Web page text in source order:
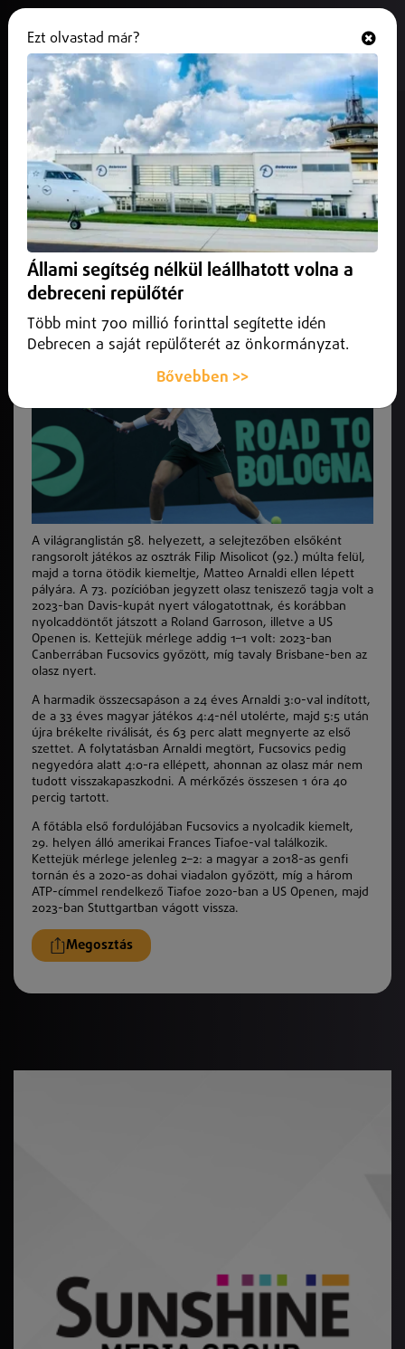
Fucsovics Márton főtáblára jutott
a tokiói keménypályás
tenisztornán
2025. szeptember 24. Sport
Fucsovics Márton sikerrel vette a selejtező második
fordulóját is, így feljutott a főtáblára a 2,23 millió dollár
(740 millió forint) összdíjazású tokiói keménypályás
tenisztornán.
A világranglistán 58. helyezett, a selejtezőben elsőként
rangsorolt játékos az osztrák Filip Misolicot (92.) múlta felül,
majd a torna ötödik kiemeltje, Matteo Arnaldi ellen lépett
pályára. A 73. pozícióban jegyzett olasz teniszező tagja volt a
2023-ban Davis-kupát nyert válogatottnak, és korábban
nyolcaddöntőt játszott a Roland Garroson, illetve a US
Openen is. Kettejük mérlege addig 1–1 volt: 2023-ban
Canberrában Fucsovics győzött, míg tavaly Brisbane-ben az
olasz nyert.
A harmadik összecsapáson a 24 éves Arnaldi 3:0-val indított,
de a 33 éves magyar játékos 4:4-nél utolérte, majd 5:5 után
újra brékelte riválisát, és 63 perc alatt megnyerte az első
szettet. A folytatásban Arnaldi megtört, Fucsovics pedig
negyedóra alatt 4:0-ra ellépett, ahonnan az olasz már nem
tudott visszakapaszkodni. A mérkőzés összesen 1 óra 40
percig tartott.
A főtábla első fordulójában Fucsovics a nyolcadik kiemelt,
29. helyen álló amerikai Frances Tiafoe-val találkozik.
Kettejük mérlege jelenleg 2–2: a magyar a 2018-as genfi
tornán és a 2020-as dohai viadalon győzött, míg a három
ATP-címmel rendelkező Tiafoe 2020-ban a US Openen, majd
2023-ban Stuttgartban vágott vissza.
Megosztás
Ezt olvastad már?
Állami segítség nélkül leállhatott volna a
debreceni repülőtér
Több mint 700 millió forinttal segítette idén
Debrecen a saját repülőterét az önkormányzat.
Bővebben >>